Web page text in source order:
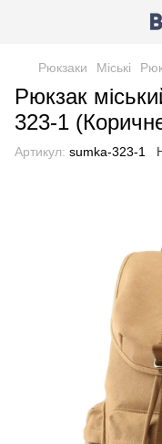
Рюкзаки Міські
Рюкзак
323-1
Артикул: sumka-323-1